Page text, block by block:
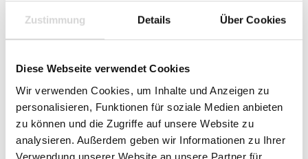
Zustimmung Details Über Cookies
Diese Webseite verwendet Cookies
Wir verwenden Cookies, um Inhalte und Anzeigen zu
personalisieren, Funktionen für soziale Medien anbieten
zu können und die Zugriffe auf unsere Website zu
analysieren. Außerdem geben wir Informationen zu Ihrer
Verwendung unserer Website an unsere Partner für
Ab 50 Rollen 0,79 €*
Ab 100 Rollen
0,06 € gespart
Ab 250 Rollen 0,69 €*
0,10 € gespart
-12.7
Ab 500 Rollen 0,64 €* -19 %